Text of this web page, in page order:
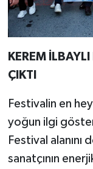
KEREM
ÇIKTI
Festivalin en
yoğun ilgi
Festival alanını
sanatçının